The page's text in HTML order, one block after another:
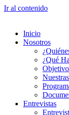
Ir al contenido
Inicio
Nosotros
¿Qué
Entrevistas